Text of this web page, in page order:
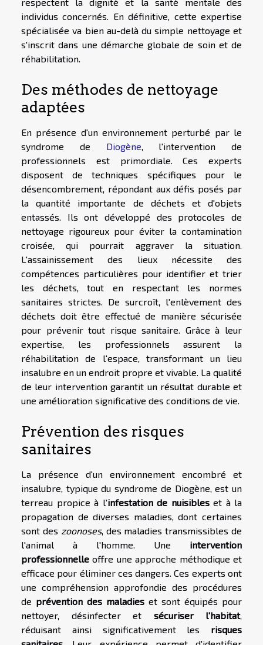
individus concernés. En définitive, cette expertise
spécialisée va bien au-delà du simple nettoyage et
s'inscrit dans une démarche globale de soin et de
réhabilitation.
Des méthodes de nettoyage
adaptées
En présence d'un environnement perturbé par le
syndrome de Diogène, l'intervention de
professionnels est primordiale. Ces experts
disposent de techniques spécifiques pour le
désencombrement, répondant aux défis posés par
la quantité importante de déchets et d'objets
entassés. Ils ont développé des protocoles de
nettoyage rigoureux pour éviter la contamination
croisée, qui pourrait aggraver la situation.
L'assainissement des lieux nécessite des
compétences particulières pour identifier et trier
les déchets, tout en respectant les normes
sanitaires strictes. De surcroît, l'enlèvement des
déchets doit être effectué de manière sécurisée
pour prévenir tout risque sanitaire. Grâce à leur
expertise, les professionnels assurent la
réhabilitation de l'espace, transformant un lieu
insalubre en un endroit propre et vivable. La qualité
de leur intervention garantit un résultat durable et
une amélioration significative des conditions de vie.
Prévention des risques
sanitaires
La présence d'un environnement encombré et
insalubre, typique du syndrome de Diogène, est un
terreau propice à l'infestation de nuisibleset à la
propagation de diverses maladies, dont certaines
sont des zoonoses, des maladies transmissibles de
l'animal à l'homme. Une intervention
professionnelle offre une approche méthodique et
efficace pour éliminer ces dangers. Ces experts ont
une compréhension approfondie des procédures
de prévention des maladies et sont équipés pour
nettoyer, désinfecter et sécuriser l'habitat,
réduisant ainsi significativement les risques